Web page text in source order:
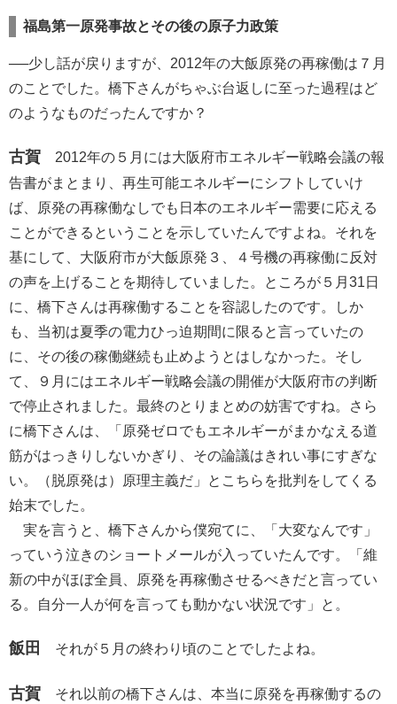
福島第一原発事故とその後の原子力政策
──少し話が戻りますが、2012年の大飯原発の再稼働は７月
のことでした。橋下さんがちゃぶ台返しに至った過程はど
のようなものだったんですか？
古賀 2012年の５月には大阪府市エネルギー戦略会議の報
告書がまとまり、再生可能エネルギーにシフトしていけ
ば、原発の再稼働なしでも日本のエネルギー需要に応える
ことができるということを示していたんですよね。それを
基にして、大阪府市が大飯原発３、４号機の再稼働に反対
の声を上げることを期待していました。ところが５月31日
に、橋下さんは再稼働することを容認したのです。しか
も、当初は夏季の電力ひっ迫期間に限ると言っていたの
に、その後の稼働継続も止めようとはしなかった。そし
て、９月にはエネルギー戦略会議の開催が大阪府市の判断
で停止されました。最終のとりまとめの妨害ですね。さら
に橋下さんは、「原発ゼロでもエネルギーがまかなえる道
筋がはっきりしないかぎり、その論議はきれい事にすぎな
い。（脱原発は）原理主義だ」とこちらを批判をしてくる
始末でした。
実を言うと、橋下さんから僕宛てに、「大変なんです」
っていう泣きのショートメールが入っていたんです。「維
新の中がほぼ全員、原発を再稼働させるべきだと言ってい
る。自分一人が何を言っても動かない状況です」と。
飯田 それが５月の終わり頃のことでしたよね。
古賀 それ以前の橋下さんは、本当に原発を再稼働するの